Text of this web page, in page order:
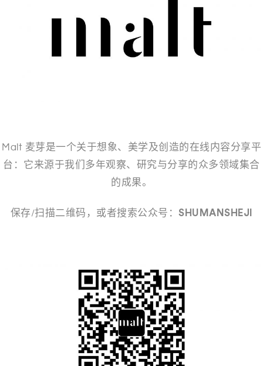
Malt 麦芽是一个关于想象、美学及创造的在线内容分享平
台：它来源于我们多年观察、研究与分享的众多领域集合
的成果。
保存/扫描二维码，或者搜索公众号： SHUMANSHEJI